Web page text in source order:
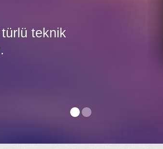
teknik